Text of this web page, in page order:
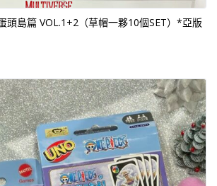
頭島篇 VOL.1+2（草帽一夥10個SET）*亞版